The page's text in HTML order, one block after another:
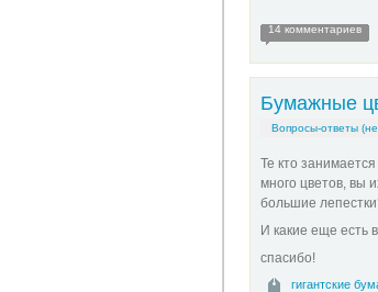
14 комментариев
Бумажные
Вопросы-ответы
Те кто
много цветов, вы
большие
И какие еще есть
спасибо!
гигантские